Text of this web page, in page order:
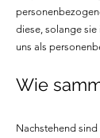
personenbez
diese, solange
uns als
Wie
Nachstehend